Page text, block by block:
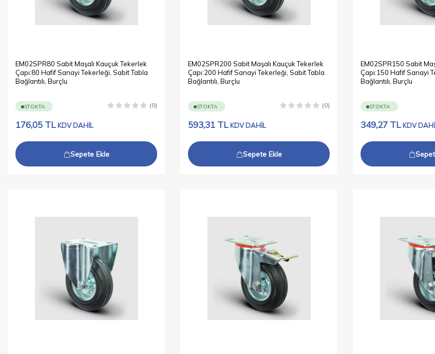
EM02SPR80 Sabit Maşalı Kauçuk Tekerlek
Çapı:80 Hafif Sanayi Tekerleği, Sabit Tabla
Bağlantılı, Burçlu
STOKTA (0)
176,05 TL KDV DAHİL
Sepete Ekle
EM02SPR200 Sabit Maşalı Kauçuk Tekerlek
Çapı:200 Hafif Sanayi Tekerleği, Sabit Tabla
Bağlantılı, Burçlu
STOKTA (0)
593,31 TL KDV DAHİL
Sepete Ekle
EM02SPR150 Sabit
Çapı:150 Hafif Sanayi
Bağlantılı, Burçlu
STOKTA
349,27 TL KDV